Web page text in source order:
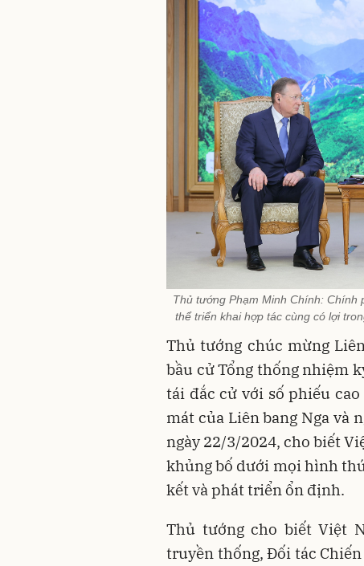
Thủ tướng Phạm Minh Chính: Chính
thể triển khai hợp tác cùng có lợi
Thủ tướng chúc mừng
bầu cử Tổng thống nhiệm
tái đắc cử với số phiếu
mát của Liên bang Nga và
ngày 22/3/2024, cho biết
khủng bố dưới mọi hình
kết và phát triển ổn định.
Thủ tướng cho biết Việt
truyền thống, Đối tác